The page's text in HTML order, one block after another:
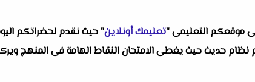
موقعكم التعليمى "تعليمك أونلاين" حيث نقدم لحضراتكم
نظام حديث حيث يغطى الامتحان النقاط الهامة فى المنهج